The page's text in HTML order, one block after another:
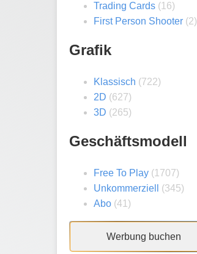
Trading Cards (16)
First Person Shooter (2)
Grafik
Klassisch (722)
2D (627)
3D (265)
Geschäftsmodell
Free To Play (1707)
Unkommerziell
(345)
Abo (41)
Werbung buchen